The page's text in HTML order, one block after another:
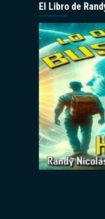
El Libro de